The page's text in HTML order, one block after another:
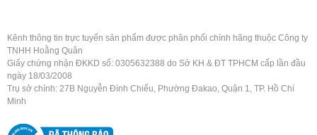
Kênh thông tin trực tuyến sản phẩm được phân phối chính hãng thuộc Công ty
TNHH Hoằng Quân
Giấy chứng nhận ĐKKD số: 0305632388 do Sở KH & ĐT TPHCM cấp lần đầu
ngày 18/03/2008
Trụ sở chính: 27B Nguyễn Đình Chiểu, Phường Đakao, Quận 1, TP. Hồ Chí
Minh